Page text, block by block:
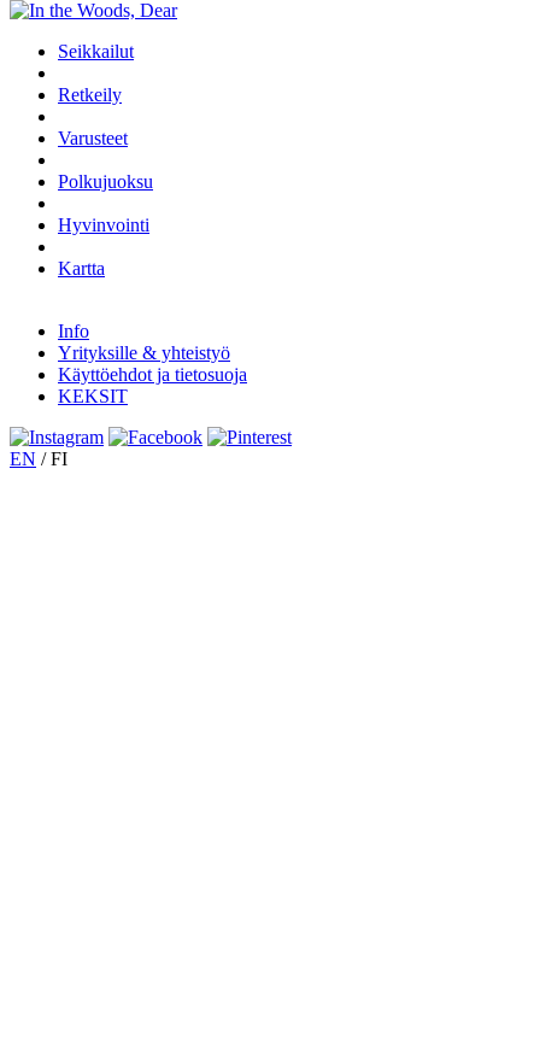
Seikkailut
Retkeily
Varusteet
Polkujuoksu
Hyvinvointi
Kartta
Info
Yrityksille & yhteistyö
Käyttöehdot ja tietosuoja
KEKSIT
EN /FI